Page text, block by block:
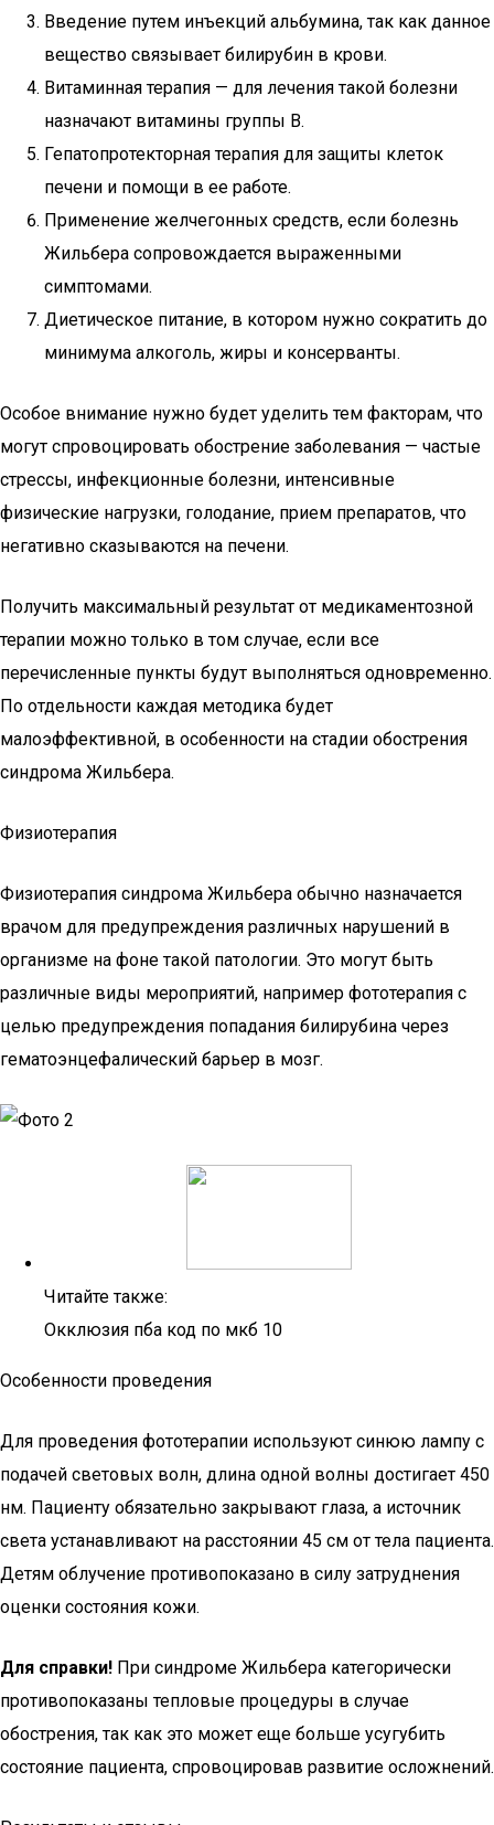
Введение путем инъекций альбумина, так как данное
вещество связывает билирубин в крови.
Витаминная терапия — для лечения такой болезни
назначают витамины группы В.
Гепатопротекторная терапия для защиты клеток
печени и помощи в ее работе.
Применение желчегонных средств, если болезнь
Жильбера сопровождается выраженными
симптомами.
Диетическое питание, в котором нужно сократить до
минимума алкоголь, жиры и консерванты.
Особое внимание нужно будет уделить тем факторам, что
могут спровоцировать обострение заболевания — частые
стрессы, инфекционные болезни, интенсивные
физические нагрузки, голодание, прием препаратов, что
негативно сказываются на печени.
Получить максимальный результат от медикаментозной
терапии можно только в том случае, если все
перечисленные пункты будут выполняться одновременно.
По отдельности каждая методика будет
малоэффективной, в особенности на стадии обострения
синдрома Жильбера.
Физиотерапия
Физиотерапия синдрома Жильбера обычно назначается
врачом для предупреждения различных нарушений в
организме на фоне такой патологии. Это могут быть
различные виды мероприятий, например фототерапия с
целью предупреждения попадания билирубина через
гематоэнцефалический барьер в мозг.
Читайте также:
Окклюзия пба код по мкб 10
Особенности проведения
Для проведения фототерапии используют синюю лампу с
подачей световых волн, длина одной волны достигает 450
нм. Пациенту обязательно закрывают глаза, а источник
света устанавливают на расстоянии 45 см от тела пациента.
Детям облучение противопоказано в силу затруднения
оценки состояния кожи.
Для справки! При синдроме Жильбера категорически
противопоказаны тепловые процедуры в случае
обострения, так как это может еще больше усугубить
состояние пациента, спровоцировав развитие осложнений.